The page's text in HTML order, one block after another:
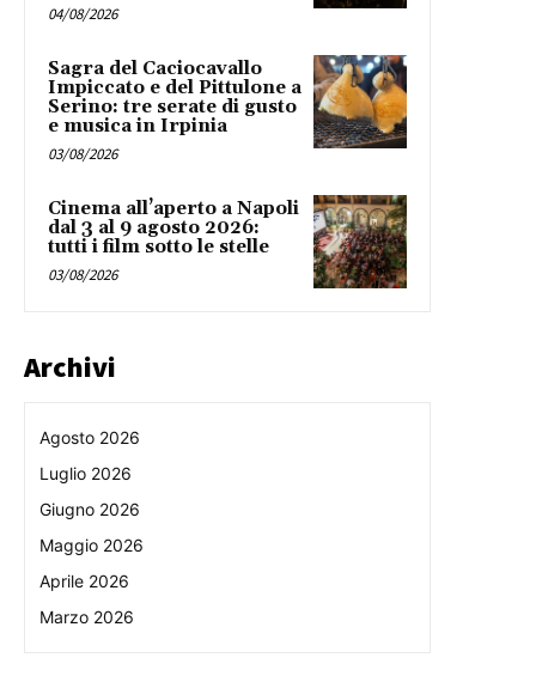
04/08/2026
Sagra del Caciocavallo
Impiccato e del Pittulone a
Serino: tre serate di gusto
e musica in Irpinia
03/08/2026
Cinema all’aperto a Napoli
dal 3 al 9 agosto 2026:
tutti i film sotto le stelle
03/08/2026
Archivi
Agosto 2026
Luglio 2026
Giugno 2026
Maggio 2026
Aprile 2026
Marzo 2026